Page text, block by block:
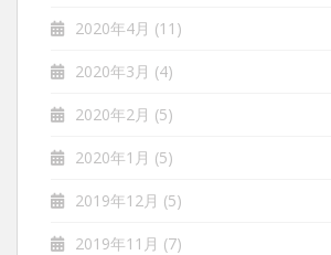
2020年4月 (11)
2020年3月 (4)
2020年2月 (5)
2020年1月 (5)
2019年12月 (5)
2019年11月 (7)